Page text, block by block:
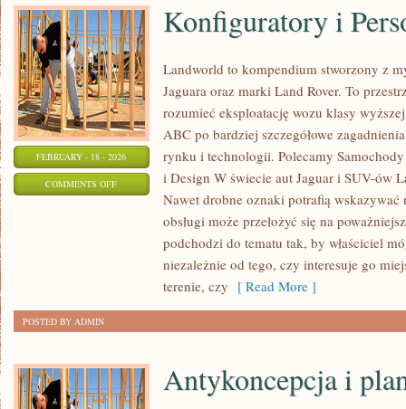
FEBRUARY - 18 - 2026
COMMENTS OFFON
KONFIGURATORY
PERSONALIZACJA
Konfiguratory i
Landworld to kompendium stworzony z
Jaguara oraz marki Land Rover. To
rozumieć eksploatację wozu klasy
ABC po bardziej szczegółowe
rynku i technologii. Polecamy
i Design W świecie aut Jaguar i SUV-ów
Nawet drobne oznaki potrafią wskazywać
obsługi może przełożyć się na
podchodzi do tematu tak, by właściciel
niezależnie od tego, czy interesuje go
terenie, czy [ Read More ]
POSTED BY ADMIN
Antykoncepcja i